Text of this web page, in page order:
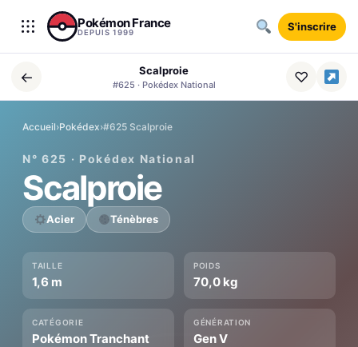
Aller au contenu
Pokémon France
DEPUIS 1999 S'inscrire
← Scalproie
#625 · Pokédex National ♡
Accueil›Pokédex›#625 Scalproie
N° 625 · Pokédex National
Scalproie
Acier Ténèbres
TAILLE
1,6 m
POIDS
70,0 kg
CATÉGORIE
Pokémon Tranchant
GÉNÉRATION
Gen V